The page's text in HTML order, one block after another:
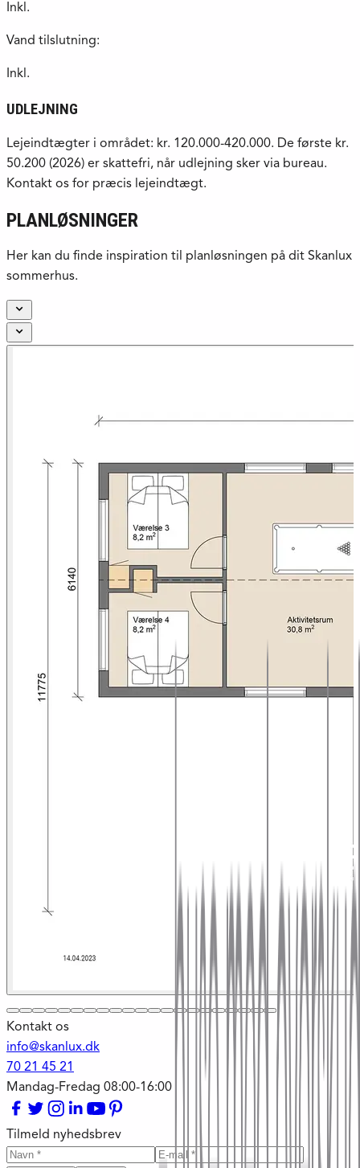
Inkl.
Vand tilslutning:
Inkl.
UDLEJNING
Lejeindtægter i området: kr. 120.000-420.000. De første kr.
50.200 (2026) er skattefri, når udlejning sker via bureau.
Kontakt os for præcis lejeindtægt.
PLANLØSNINGER
Her kan du finde inspiration til planløsningen på dit Skanlux
sommerhus.
Kontakt os
info@skanlux.dk
70 21 45 21
Mandag-Fredag 08:00-16:00
Tilmeld nyhedsbrev